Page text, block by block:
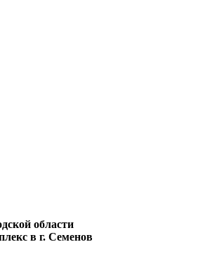
области
в г. Семенов